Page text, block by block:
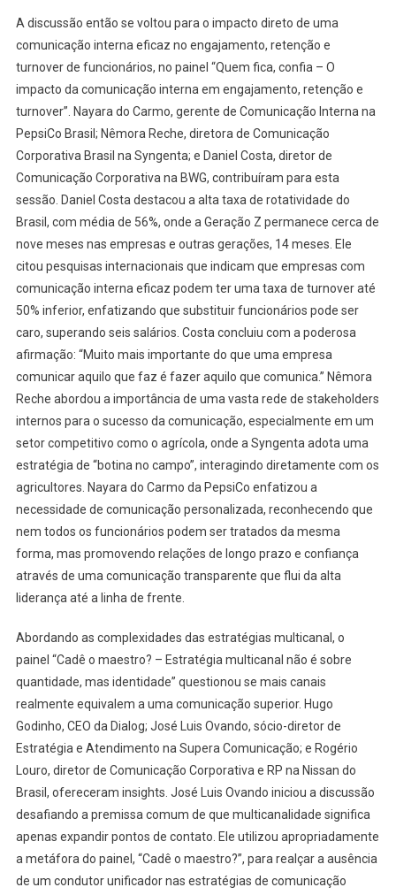
A discussão então se voltou para o impacto direto de uma
comunicação interna eficaz no engajamento, retenção e
turnover de funcionários, no painel “Quem fica, confia – O
impacto da comunicação interna em engajamento, retenção e
turnover”. Nayara do Carmo, gerente de Comunicação Interna na
PepsiCo Brasil; Nêmora Reche, diretora de Comunicação
Corporativa Brasil na Syngenta; e Daniel Costa, diretor de
Comunicação Corporativa na BWG, contribuíram para esta
sessão. Daniel Costa destacou a alta taxa de rotatividade do
Brasil, com média de 56%, onde a Geração Z permanece cerca de
nove meses nas empresas e outras gerações, 14 meses. Ele
citou pesquisas internacionais que indicam que empresas com
comunicação interna eficaz podem ter uma taxa de turnover até
50% inferior, enfatizando que substituir funcionários pode ser
caro, superando seis salários. Costa concluiu com a poderosa
afirmação: “Muito mais importante do que uma empresa
comunicar aquilo que faz é fazer aquilo que comunica.” Nêmora
Reche abordou a importância de uma vasta rede de stakeholders
internos para o sucesso da comunicação, especialmente em um
setor competitivo como o agrícola, onde a Syngenta adota uma
estratégia de “botina no campo”, interagindo diretamente com os
agricultores. Nayara do Carmo da PepsiCo enfatizou a
necessidade de comunicação personalizada, reconhecendo que
nem todos os funcionários podem ser tratados da mesma
forma, mas promovendo relações de longo prazo e confiança
através de uma comunicação transparente que flui da alta
liderança até a linha de frente.
Abordando as complexidades das estratégias multicanal, o
painel “Cadê o maestro? – Estratégia multicanal não é sobre
quantidade, mas identidade” questionou se mais canais
realmente equivalem a uma comunicação superior. Hugo
Godinho, CEO da Dialog; José Luis Ovando, sócio-diretor de
Estratégia e Atendimento na Supera Comunicação; e Rogério
Louro, diretor de Comunicação Corporativa e RP na Nissan do
Brasil, ofereceram insights. José Luis Ovando iniciou a discussão
desafiando a premissa comum de que multicanalidade significa
apenas expandir pontos de contato. Ele utilizou apropriadamente
a metáfora do painel, “Cadê o maestro?”, para realçar a ausência
de um condutor unificador nas estratégias de comunicação